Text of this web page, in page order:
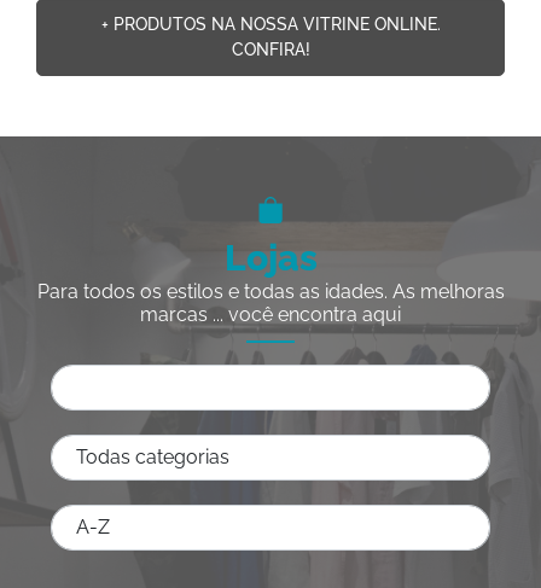
+ PRODUTOS NA NOSSA VITRINE ONLINE.
CONFIRA!
Lojas
Para todos os estilos e todas as idades. As melhoras
marcas ... você encontra aqui